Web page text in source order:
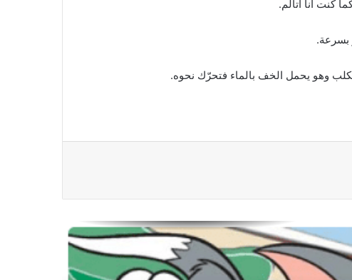
كنت انا اتألم.
بسرعة.
وهو يحمل الخف بالماء فتحرّك نحوه.